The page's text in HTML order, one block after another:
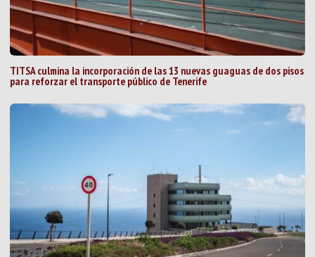
TITSA culmina la incorporación de las 13 nuevas guaguas de dos pisos
para reforzar el transporte público de Tenerife